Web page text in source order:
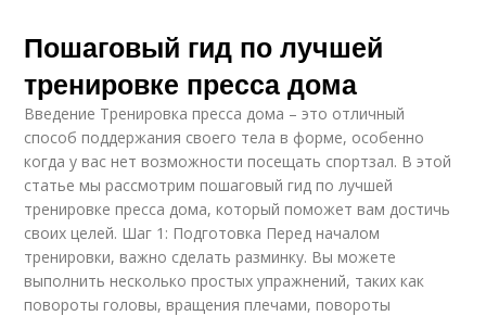
Пошаговый гид по лучшей
тренировке пресса дома
Введение Тренировка пресса дома – это отличный
способ поддержания своего тела в форме, особенно
когда у вас нет возможности посещать спортзал. В этой
статье мы рассмотрим пошаговый гид по лучшей
тренировке пресса дома, который поможет вам достичь
своих целей. Шаг 1: Подготовка Перед началом
тренировки, важно сделать разминку. Вы можете
выполнить несколько простых упражнений, таких как
повороты головы, вращения плечами, повороты